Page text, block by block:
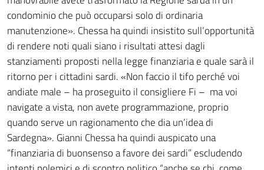
condominio che può occuparsi solo di ordinaria
manutenzione». Chessa ha quindi insistito sull’opportunità
di rendere noti quali siano i risultati attesi dagli
stanziamenti proposti nella legge finanziaria e quale sarà il
ritorno per i cittadini sardi. «Non faccio il tifo perché voi
andiate male – ha proseguito il consigliere Fi – ma voi
navigate a vista, non avete programmazione, proprio
quando serve un ragionamento che dia un’idea di
Sardegna». Gianni Chessa ha quindi auspicato una
“finanziaria di buonsenso a favore dei sardi” escludendo